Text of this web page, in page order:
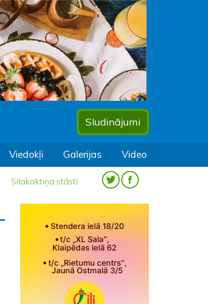
Sludinājumi
Viedokļi Galerijas Video
Silakaktiņa stāsti